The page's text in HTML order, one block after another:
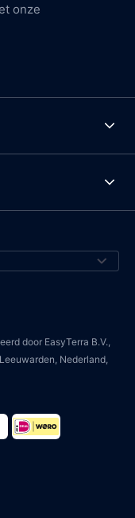
onze
door EasyTerra B.V.,
Nederland,